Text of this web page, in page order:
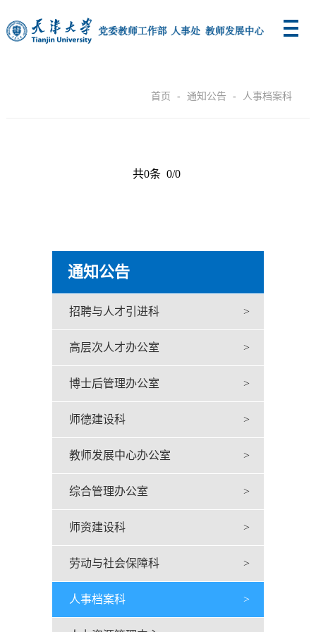
首页 - 通知公告 - 人事档案科
共0条 0/0
通知公告
招聘与人才引进科 >
高层次人才办公室 >
博士后管理办公室 >
师德建设科 >
教师发展中心办公室 >
综合管理办公室 >
师资建设科 >
劳动与社会保障科 >
人事档案科 >